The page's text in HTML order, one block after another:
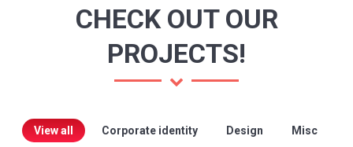
CHECK OUT OUR
PROJECTS!
View all Corporate identity Design
Misc